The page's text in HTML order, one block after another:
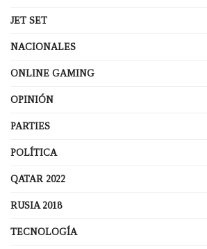
JET SET
NACIONALES
ONLINE GAMING
OPINIÓN
PARTIES
POLÍTICA
QATAR 2022
RUSIA 2018
TECNOLOGÍA